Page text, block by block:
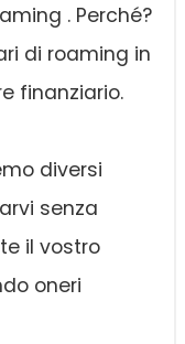
. Perché?
di roaming in
finanziario.
diversi
senza
il vostro
oneri